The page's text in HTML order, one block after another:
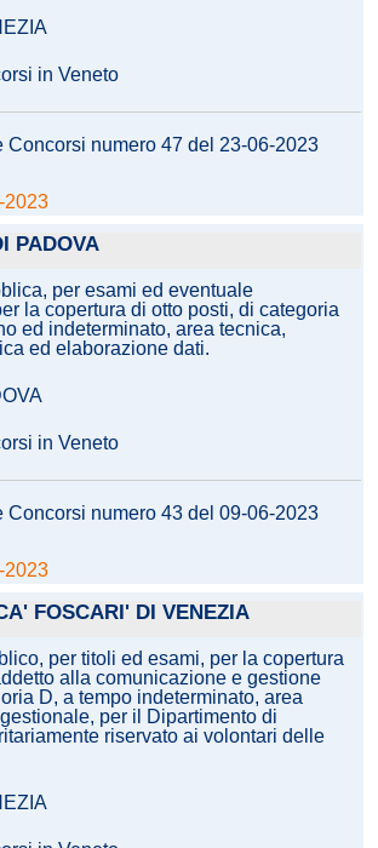
in Veneto
Concorsi numero 47 del 23-06-2023
2023
PADOVA
per esami ed eventuale
la copertura di otto posti, di categoria
ed indeterminato, area tecnica,
ed elaborazione dati.
in Veneto
Concorsi numero 43 del 09-06-2023
2023
FOSCARI' DI VENEZIA
per titoli ed esami, per la copertura
alla comunicazione e gestione
D, a tempo indeterminato, area
per il Dipartimento di
riservato ai volontari delle